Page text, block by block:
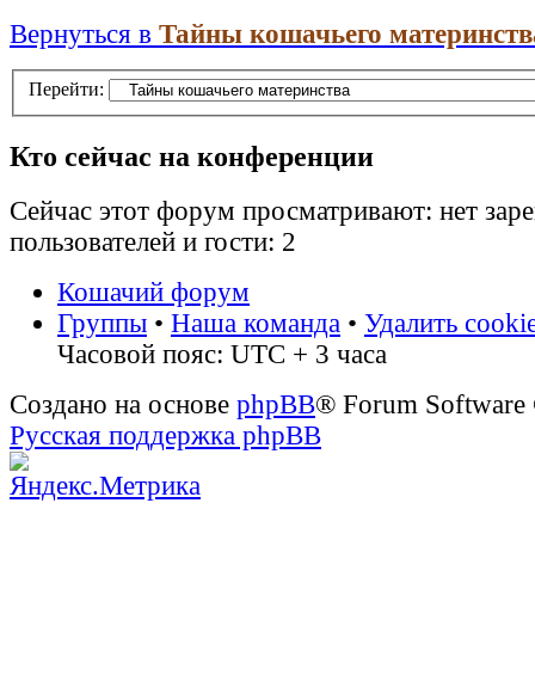
Вернуться в Тайны кошачьего
Перейти:
Кто сейчас на конференции
Сейчас этот форум просматривают: нет
пользователей и гости: 2
Кошачий форум
Группы • Наша команда • Удалить
Часовой пояс: UTC + 3 часа
Создано на основе phpBB® Forum
Русская поддержка phpBB